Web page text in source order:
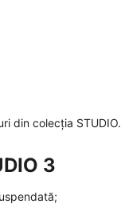
din colecția STUDIO.
3